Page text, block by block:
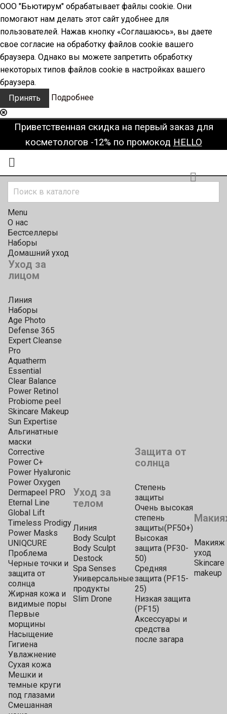
ООО "Бьютирум" обрабатывает файлы cookie. Они
помогают нам делать этот сайт удобнее для
пользователей. Нажав кнопку «Соглашаюсь», вы даете
свое согласие на обработку файлов cookie вашего
браузера. Однако вы можете запретить обработку
некоторых типов файлов cookie в настройках вашего
браузера.
Принять
Подробнее
Приветственная скидка на первый заказ для
косметологов -12% по промокод HELLO


Menu
О нас
Бестселлеры
Наборы
Домашний уход
Уход за
лицом
Линия
Наборы
Age Photo
Defense 365
Expert Cleanse
Pro
Aquatherm
Essential
Clear Balance
Power Retinol
Probiome peel
Skincare Makeup
Sun Expertise
Альгинатные
маски
Corrective
Power C+
Power Hyaluronic
Power Oxygen
Dermapeel PRO
Eternal Line
Global Lift
Timeless Prodigy
Power Masks
UNIQCURE
Проблема
Черные точки и
защита от
солнца
Жирная кожа и
видимые поры
Первые
морщины
Насыщение
Гигиена
Увлажнение
Сухая кожа
Мешки и
темные круги
под глазами
Смешанная
Уход за
телом
Линия
Body Sculpt
Body Sculpt
Destock
Spa Senses
Универсальные
продукты
Slim Drone
Защита от
солнца
Степень
защиты
Очень высокая
степень
защиты(PF50+)
Высокая
защита (PF30-
50)
Средняя
защита (PF15-
25)
Низкая защита
(PF15)
Аксессуары и
средства
после загара
Макияж
уход
Skincare
makeup